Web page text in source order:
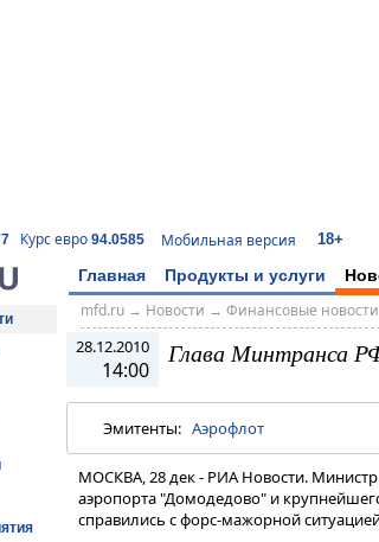
Курс евро 94.0585 Мобильная версия 18+
Главная Продукты и услуги
mfd.ru→ Новости → Финансовые новости
28.12.2010
14:00
Глава Минтранса
Эмитенты: Аэрофлот
МОСКВА, 28 дек - РИА Новости.
аэропорта "Домодедово" и
справились с форс-мажорной